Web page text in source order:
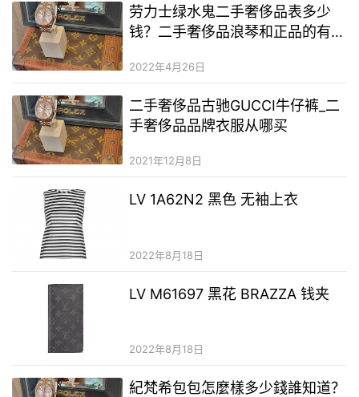
劳力士绿水鬼二手奢侈品表多少
钱？二手奢侈品浪琴和正品的有什
有什么区别
2022年4月26日
二手奢侈品古驰GUCCI牛仔裤_二
手奢侈品品牌衣服从哪买
2021年12月8日
LV 1A62N2 黑色 无袖上衣
2022年8月18日
LV M61697 黑花 BRAZZA 钱夹
2022年8月18日
紀梵希包包怎麼樣多少錢誰知道？